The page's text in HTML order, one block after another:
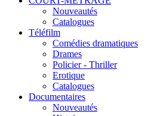
Nouveautés
Catalogues
Téléfilm
Comédies dramatiques
Drames
Policier - Thriller
Erotique
Catalogues
Documentaires
Nouveautés